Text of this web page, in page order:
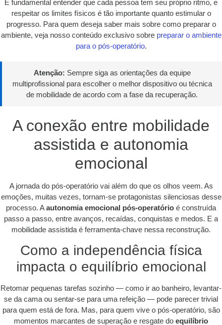
É fundamental entender que cada pessoa tem seu próprio ritmo, e
respeitar os limites físicos é tão importante quanto estimular o
progresso. Para quem deseja saber mais sobre como preparar o
ambiente, veja nosso conteúdo exclusivo sobre preparar o ambiente
para o pós-operatório.
Atenção: Sempre siga as orientações da equipe
multiprofissional para escolher o melhor dispositivo ou técnica
de mobilidade de acordo com a fase da recuperação.
A conexão entre mobilidade
assistida e autonomia
emocional
A jornada do pós-operatório vai além do que os olhos veem. As
emoções, muitas vezes, tornam-se protagonistas silenciosas desse
processo. Aautonomia emocional pós-operatório é construída
passo a passo, entre avanços, recaídas, conquistas e medos. E a
mobilidade assistida é ferramenta-chave nessa reconstrução.
Como a independência física
impacta o equilíbrio emocional
Retomar pequenas tarefas sozinho — como ir ao banheiro, levantar-
se da cama ou sentar-se para uma refeição — pode parecer trivial
para quem está de fora. Mas, para quem vive o pós-operatório, são
momentos marcantes de superação e resgate do equilíbrio